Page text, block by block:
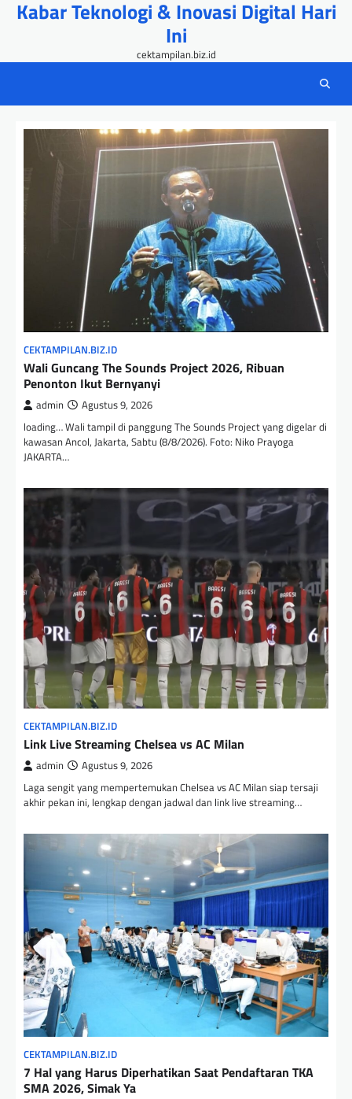
SkipKabar Teknologi & Inovasi Digital Hari
Ini
cektampilan.biz.id
CEKTAMPILAN.BIZ.ID
Wali Guncang The Sounds Project 2026, Ribuan
Penonton Ikut Bernyanyi
admin Agustus 9, 2026
loading… Wali tampil di panggung The Sounds Project yang digelar di
kawasan Ancol, Jakarta, Sabtu (8/8/2026). Foto: Niko Prayoga
JAKARTA…
CEKTAMPILAN.BIZ.ID
Link Live Streaming Chelsea vs AC Milan
admin Agustus 9, 2026
Laga sengit yang mempertemukan Chelsea vs AC Milan siap tersaji
akhir pekan ini, lengkap dengan jadwal dan link live streaming…
CEKTAMPILAN.BIZ.ID
7 Hal yang Harus Diperhatikan Saat Pendaftaran TKA
SMA 2026, Simak Ya